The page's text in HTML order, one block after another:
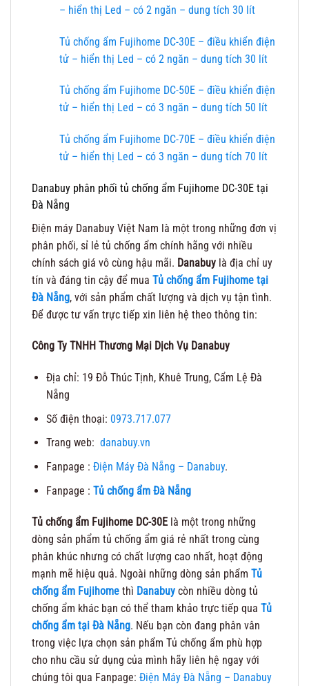
– hiển thị Led – có 2 ngăn – dung tích 30 lít
Tủ chống ẩm Fujihome DC-30E – điều khiển điện
tử – hiển thị Led – có 2 ngăn – dung tích 30 lít
Tủ chống ẩm Fujihome DC-50E – điều khiển điện
tử – hiển thị Led – có 3 ngăn – dung tích 50 lít
Tủ chống ẩm Fujihome DC-70E – điều khiển điện
tử – hiển thị Led – có 3 ngăn – dung tích 70 lít
Danabuy phân phối tủ chống ẩm Fujihome DC-30E tại
Đà Nẵng
Điện máy Danabuy Việt Nam là một trong những đơn vị
phân phối, sỉ lẻ tủ chống ẩm chính hãng với nhiều
chính sách giá vô cùng hậu mãi. Danabuy là địa chỉ uy
tín và đáng tin cậy để mua Tủ chống ẩm Fujihome tại
Đà Nẵng, với sản phẩm chất lượng và dịch vụ tận tình.
Để được tư vấn trực tiếp xin liên hệ theo thông tin:
Công Ty TNHH Thương Mại Dịch Vụ Danabuy
Địa chỉ: 19 Đỗ Thúc Tịnh, Khuê Trung, Cẩm Lệ Đà
Nẵng
Số điện thoại: 0973.717.077
Trang web: danabuy.vn
Fanpage : Điện Máy Đà Nẵng – Danabuy.
Fanpage : Tủ chống ẩm Đà Nẵng
Tủ chống ẩm Fujihome DC-30E là một trong những
dòng sản phẩm tủ chống ẩm giá rẻ nhất trong cùng
phân khúc nhưng có chất lượng cao nhất, hoạt động
mạnh mẽ hiệu quả. Ngoài những dòng sản phẩm Tủ
chống ẩm Fujihome thì Danabuy còn nhiều dòng tủ
chống ẩm khác bạn có thể tham khảo trực tiếp qua Tủ
chống ẩm tại Đà Nẵng. Nếu bạn còn đang phân vân
trong việc lựa chọn sản phẩm Tủ chống ẩm phù hợp
cho nhu cầu sử dụng của mình hãy liên hệ ngay với
chúng tôi qua Fanpage: Điện Máy Đà Nẵng – Danabuy